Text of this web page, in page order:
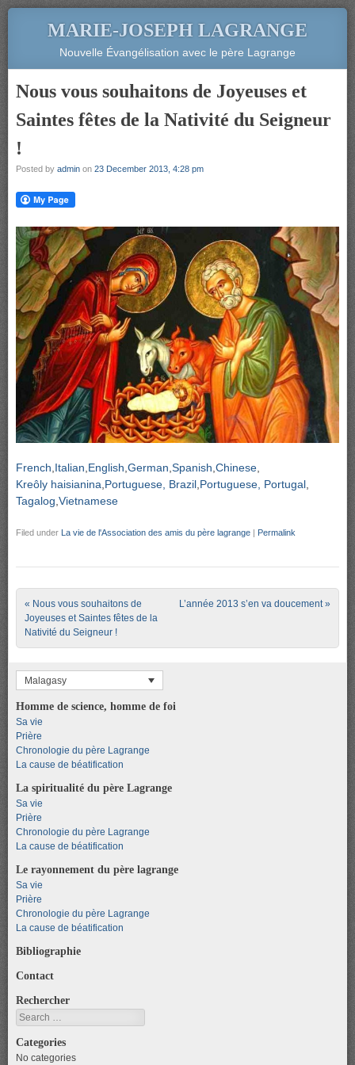
MARIE-JOSEPH LAGRANGE
Nouvelle Évangélisation avec le père Lagrange
Nous vous souhaitons de Joyeuses et
Saintes fêtes de la Nativité du Seigneur
!
Posted by admin on 23 December 2013, 4:28 pm
French Italian English German Spanish Chinese
Kreôly haisianina Portuguese, Brazil Portuguese, Portugal
Tagalog Vietnamese
Filed under La vie de l'Association des amis du père lagrange Permalink
Post navigation
« Nous vous souhaitons de
Joyeuses et Saintes fêtes de la
Nativité du Seigneur !
L’année 2013 s’en va doucement»
Malagasy
Homme de science, homme de foi
Sa vie
Prière
Chronologie du père Lagrange
La cause de béatification
La spiritualité du père Lagrange
Sa vie
Prière
Chronologie du père Lagrange
La cause de béatification
Le rayonnement du père lagrange
Sa vie
Prière
Chronologie du père Lagrange
La cause de béatification
Bibliographie
Contact
Rechercher
Search
Categories
No categories